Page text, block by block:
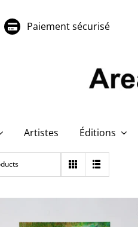
Paiement sécurisé
Artistes Éditions